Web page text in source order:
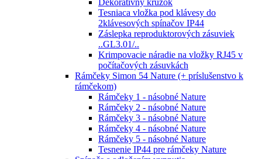
Dekoratívny krúžok
Tesniaca vložka pod klávesy do
2klávesových spínačov IP44
Záslepka reproduktorových zásuviek
..GL3.01/..
Krimpovacie náradie na vložky RJ45 v
počítačových zásuvkách
Rámčeky Simon 54 Nature (+ príslušenstvo k
rámčekom)
Rámčeky 1 - násobné Nature
Rámčeky 2 - násobné Nature
Rámčeky 3 - násobné Nature
Rámčeky 4 - násobné Nature
Rámčeky 5 - násobné Nature
Tesnenie IP44 pre rámčeky Nature